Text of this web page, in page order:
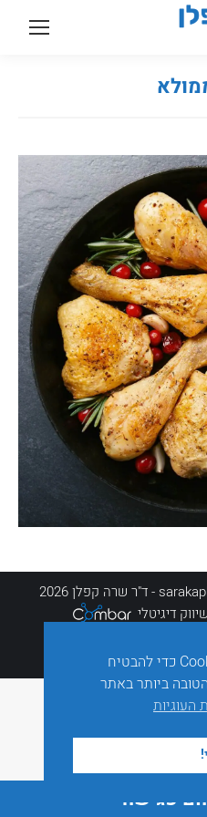
דיגיטלי
פגישה
אתר זה משתמש בקובצי Cookie כדי להבטיח
ביותר באתר
העוגיות